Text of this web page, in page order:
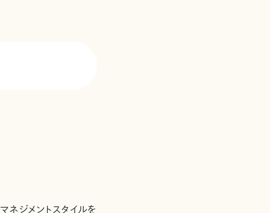
ネジメントスタイルを